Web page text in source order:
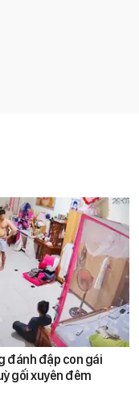
đánh đập con gái
gối xuyên đêm